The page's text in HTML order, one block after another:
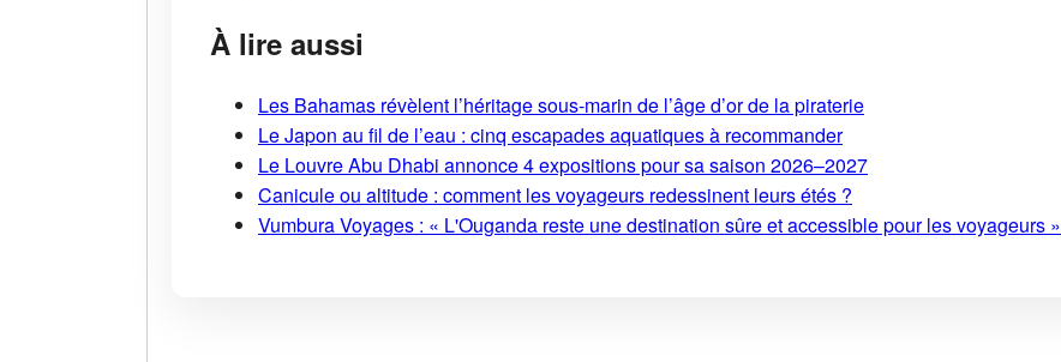
À lire aussi
Les Bahamas révèlent l’héritage sous-marin de l’âge d’or de la piraterie
Le Japon au fil de l’eau : cinq escapades aquatiques à recommander
Le Louvre Abu Dhabi annonce 4 expositions pour sa saison 2026–2027
Canicule ou altitude : comment les voyageurs redessinent leurs étés ?
Vumbura Voyages : « L'Ouganda reste une destination sûre et accessible pour les voyageurs »